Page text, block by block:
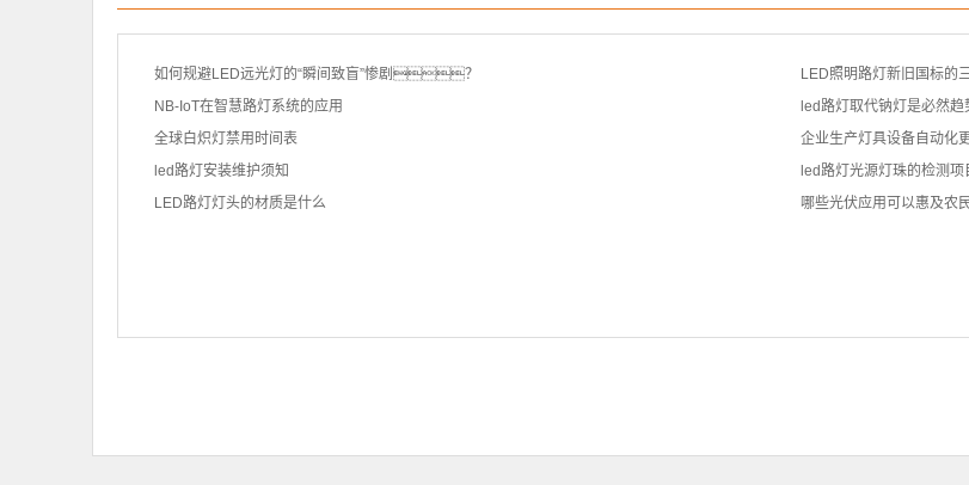
如何规避LED远光灯的“瞬间致盲”惨剧？
LED照明路灯新旧国标的
NB-IoT在智慧路灯系统的应用
led路灯取代钠灯是必然趋
全球白炽灯禁用时间表
企业生产灯具设备自动化
led路灯安装维护须知
led路灯光源灯珠的检测项
LED路灯灯头的材质是什么
哪些光伏应用可以惠及